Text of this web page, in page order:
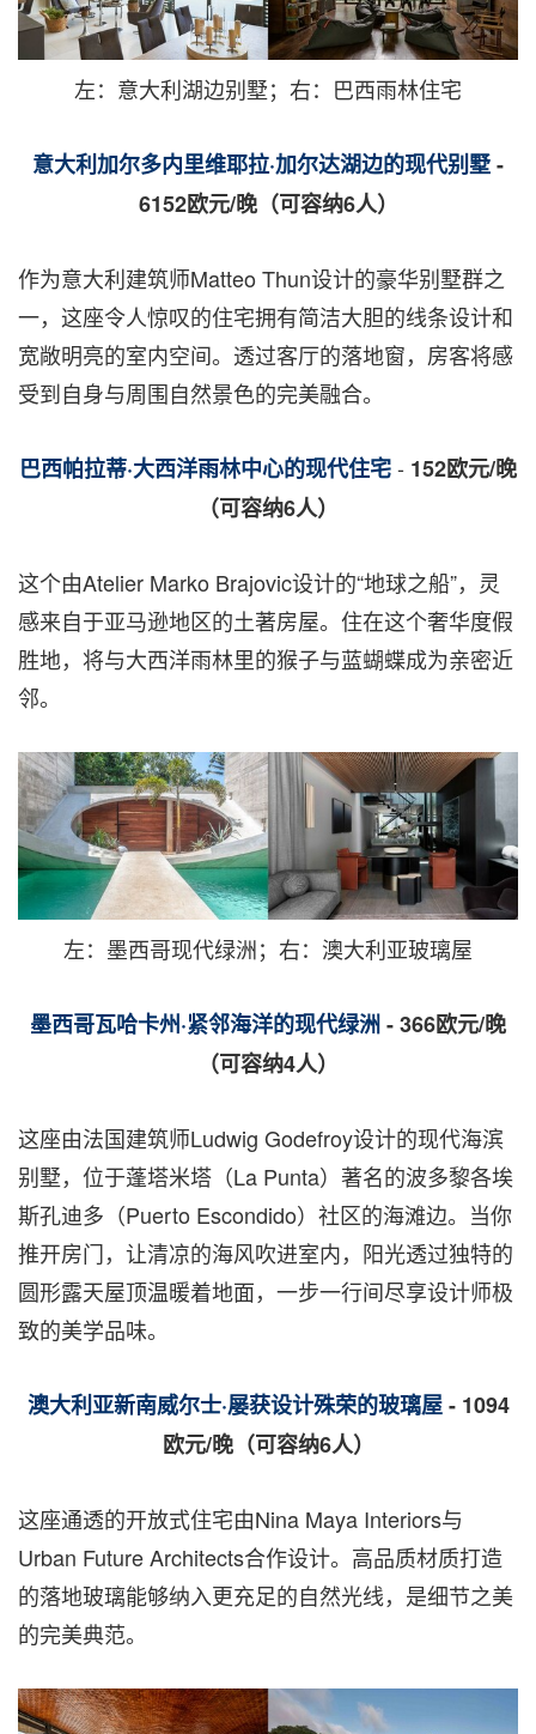
左：意大利湖边别墅；右：巴西雨林住宅
意大利加尔多内里维耶拉·加尔达湖边的现代别墅-
6152欧元/晚（可容纳6人）
作为意大利建筑师Matteo Thun设计的豪华别墅群之
一，这座令人惊叹的住宅拥有简洁大胆的线条设计和
宽敞明亮的室内空间。透过客厅的落地窗，房客将感
受到自身与周围自然景色的完美融合。
巴西帕拉蒂·大西洋雨林中心的现代住宅- 152欧元/晚
（可容纳6人）
这个由Atelier Marko Brajovic设计的“地球之船”，灵
感来自于亚马逊地区的土著房屋。住在这个奢华度假
胜地，将与大西洋雨林里的猴子与蓝蝴蝶成为亲密近
邻。
左：墨西哥现代绿洲；右：澳大利亚玻璃屋
墨西哥瓦哈卡州·紧邻海洋的现代绿洲 - 366欧元/晚
（可容纳4人）
这座由法国建筑师Ludwig Godefroy设计的现代海滨
别墅，位于蓬塔米塔（La Punta）著名的波多黎各埃
斯孔迪多（Puerto Escondido）社区的海滩边。当你
推开房门，让清凉的海风吹进室内，阳光透过独特的
圆形露天屋顶温暖着地面，一步一行间尽享设计师极
致的美学品味。
澳大利亚新南威尔士·屡获设计殊荣的玻璃屋- 1094
欧元/晚（可容纳6人）
这座通透的开放式住宅由Nina Maya Interiors与
Urban Future Architects合作设计。高品质材质打造
的落地玻璃能够纳入更充足的自然光线，是细节之美
的完美典范。